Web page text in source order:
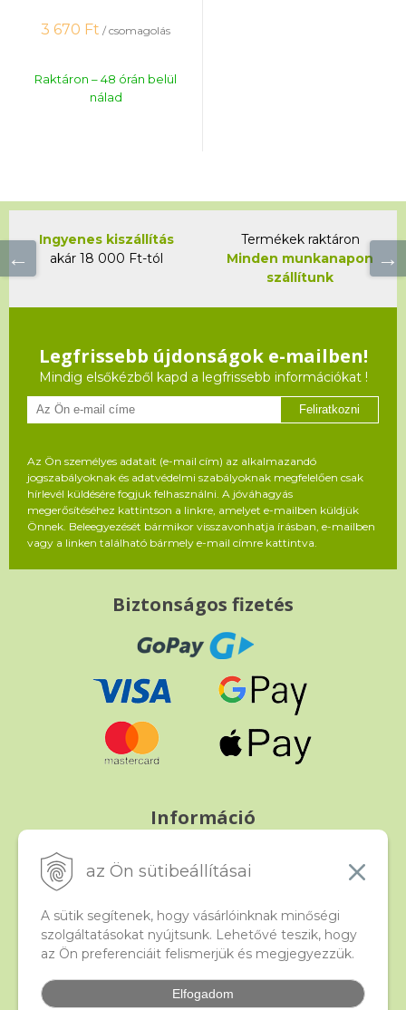
az Ön sütibeállításai
A sütik segítenek, hogy vásárlóinknak minőségi
szolgáltatásokat nyújtsunk. Lehetővé teszik, hogy
az Ön preferenciáit felismerjük és megjegyezzük.
Elfogadom
3 670 Ft / csomagolás
Raktáron – 48 órán belül
nálad
Ingyenes kiszállítás
akár 18 000 Ft-tól
Termékek raktáron
Minden munkanapon
szállítunk
Legfrissebb újdonságok e-mailben!
Mindig elsőkézből kapd a legfrissebb információkat !
Feliratkozni
Az Ön személyes adatait (e-mail cím) az alkalmazandó
jogszabályoknak és adatvédelmi szabályoknak megfelelően csak
hírlevél küldésére fogjuk felhasználni. A jóváhagyás
megerősítéséhez kattintson a linkre, amelyet e-mailben küldjük
Önnek. Beleegyezését bármikor visszavonhatja írásban, e-mailben
vagy a linken található bármely e-mail címre kattintva.
Biztonságos fizetés
Információ
Panasz, árucsere és visszáru
Beado
Kapcsolat